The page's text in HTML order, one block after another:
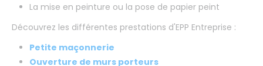
La mise en peinture ou la pose de papier peint
Découvrez les différentes prestations d'EPP Entreprise :
Petite maçonnerie
Ouverture de murs porteurs